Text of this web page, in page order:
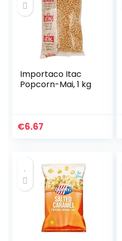
Importaco Itac
Popcorn-Mai, 1 kg
€6.67